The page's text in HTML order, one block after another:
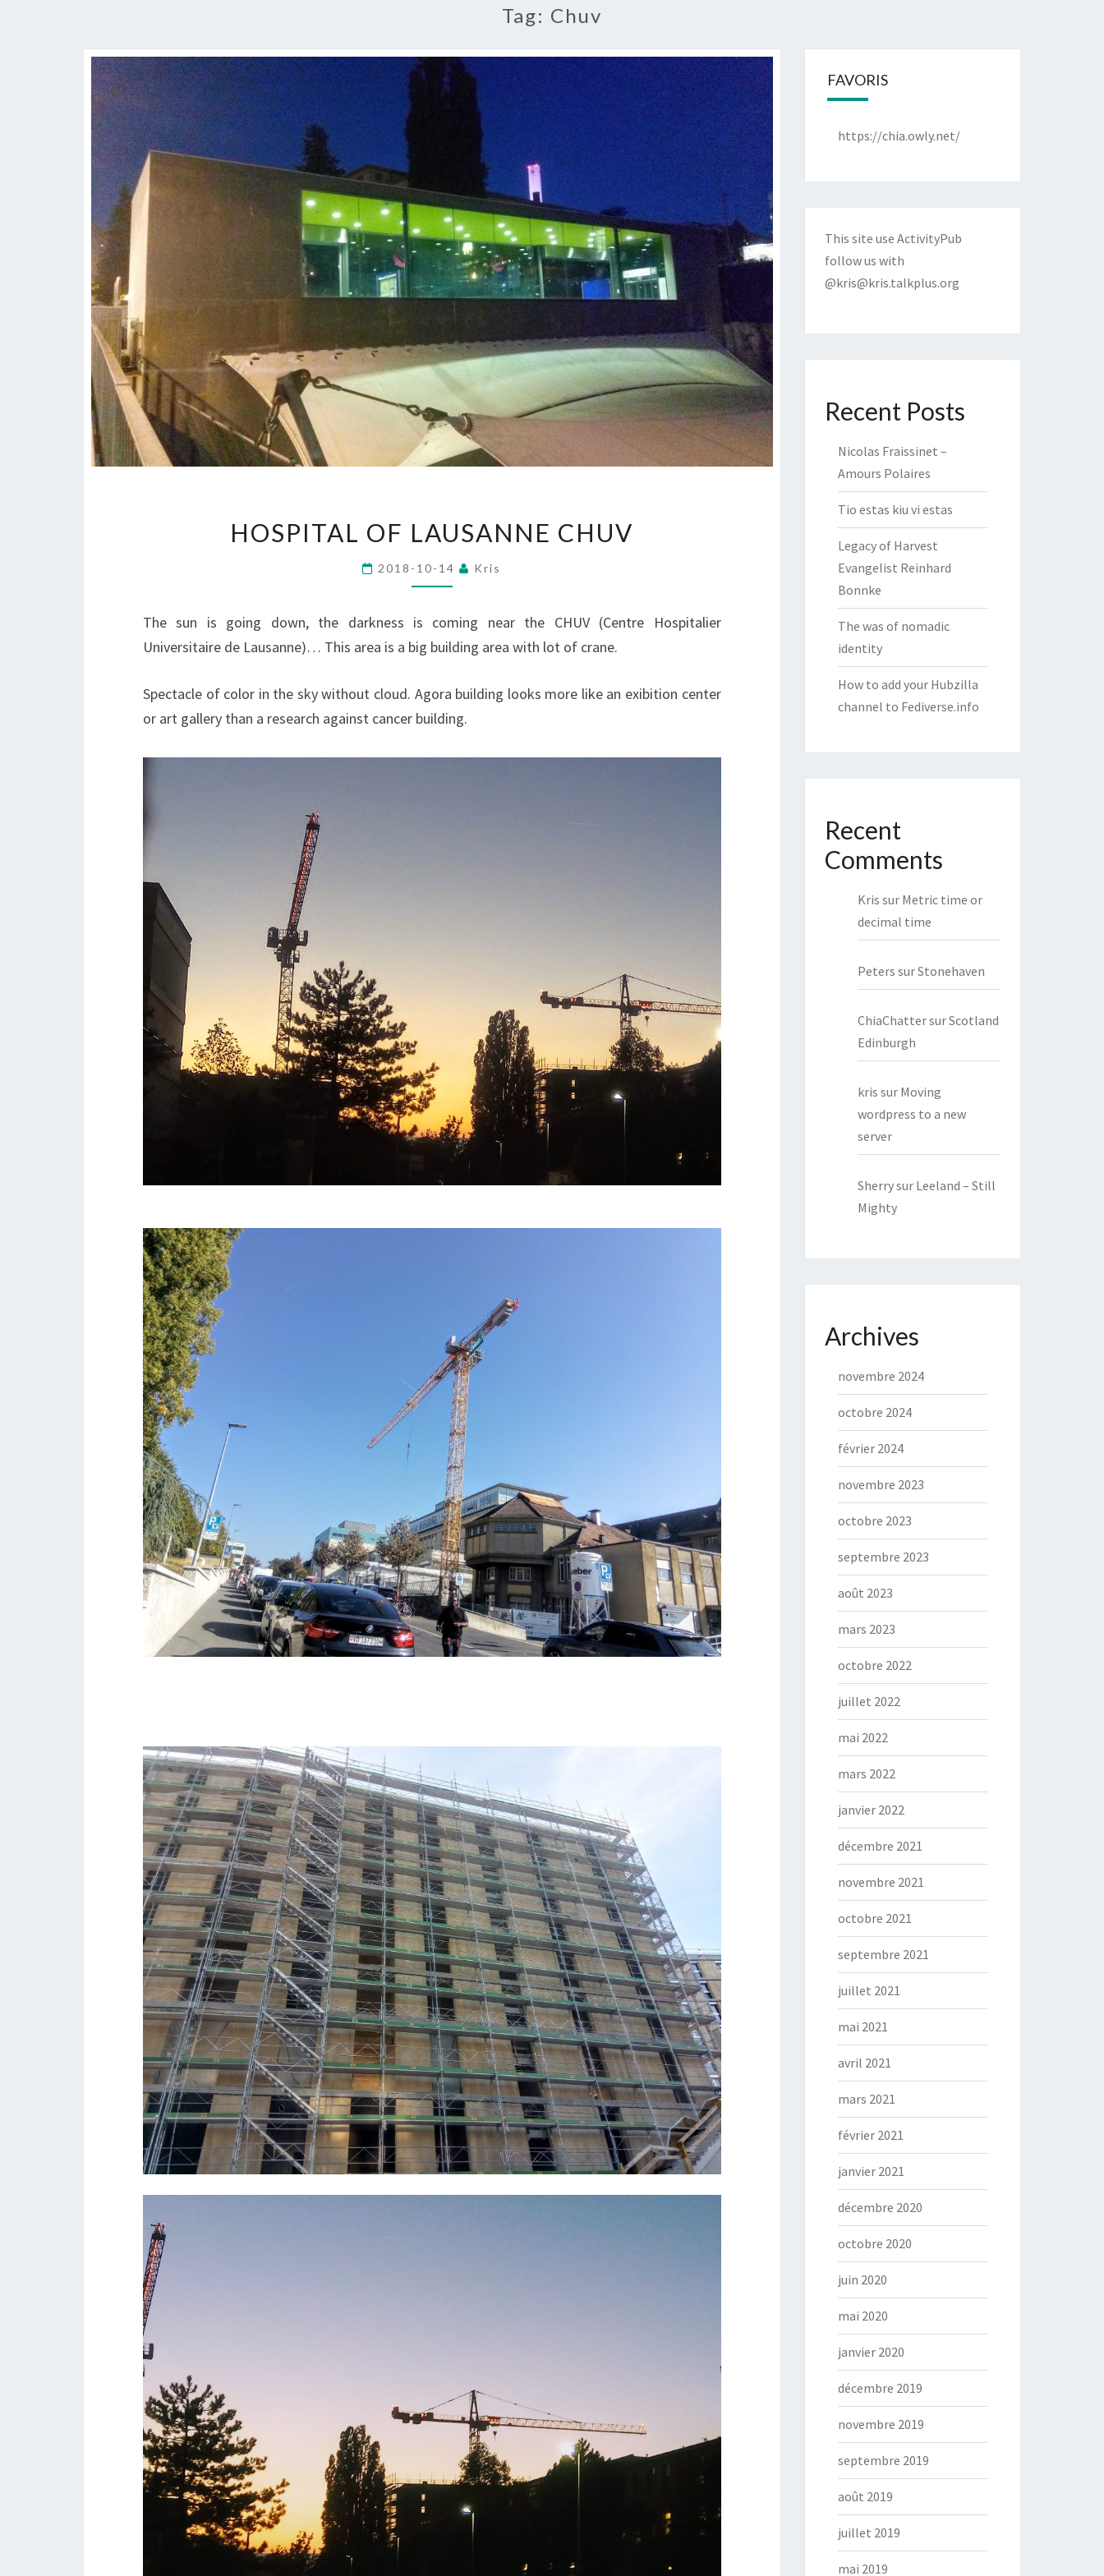
Tag: Chuv
OF
LAUSANNE
CHUV
HOSPITAL OF LAUSANNE CHUV
2018-10-14 Kris
The sun is going down, the darkness is coming near the CHUV (Centre Hospitalier
Universitaire de Lausanne)… This area is a big building area with lot of crane.
Spectacle of color in the sky without cloud. Agora building looks more like an exibition center
or art gallery than a research against cancer building.
FAVORIS
https://chia.owly.net/
This site use ActivityPub
follow us with
@kris@kris.talkplus.org
Recent Posts
Nicolas Fraissinet –
Amours Polaires
Tio estas kiu vi estas
Legacy of Harvest
Evangelist Reinhard
Bonnke
The was of nomadic
identity
How to add your Hubzilla
channel to Fediverse.info
Recent
Comments
Kris sur Metric time or
decimal time
Peters surStonehaven
ChiaChattersurScotland
Edinburgh
kris sur Moving
wordpress to a new
server
Sherrysur Leeland – Still
Mighty
Archives
novembre 2024
octobre 2024
février 2024
novembre 2023
octobre 2023
septembre 2023
août 2023
mars 2023
octobre 2022
juillet 2022
mai 2022
mars 2022
janvier 2022
décembre 2021
novembre 2021
octobre 2021
septembre 2021
juillet 2021
mai 2021
avril 2021
mars 2021
février 2021
janvier 2021
décembre 2020
octobre 2020
juin 2020
mai 2020
janvier 2020
décembre 2019
novembre 2019
septembre 2019
août 2019
juillet 2019
mai 2019